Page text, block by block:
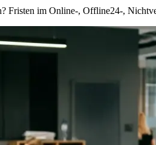
Fristen im Online-, Offline24-,